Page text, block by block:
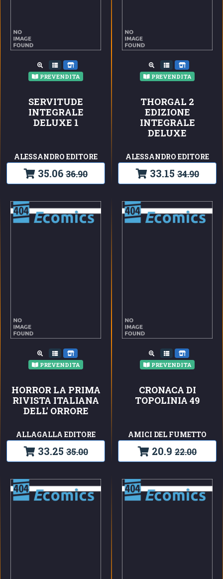
PREVENDITA
SERVITUDE
INTEGRALE
DELUXE 1
ALESSANDRO EDITORE
35.06 36.90
PREVENDITA
THORGAL 2
EDIZIONE
INTEGRALE
DELUXE
ALESSANDRO EDITORE
33.15 34.90
PREVENDITA
HORROR LA PRIMA
RIVISTA ITALIANA
DELL' ORRORE
ALLAGALLA EDITORE
33.25 35.00
PREVENDITA
CRONACA DI
TOPOLINIA 49
AMICI DEL FUMETTO
20.9 22.00